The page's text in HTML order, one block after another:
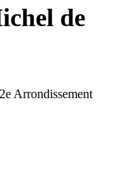
de
Arrondissement